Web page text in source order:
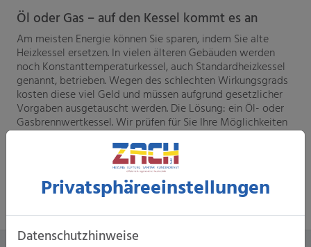
Öl oder Gas – auf den Kessel kommt es an
Am meisten Energie können Sie sparen, indem Sie alte
Heizkessel ersetzen. In vielen älteren Gebäuden werden
noch Konstanttemperaturkessel, auch Standardheizkessel
genannt, betrieben. Wegen des schlechten Wirkungsgrads
kosten diese viel Geld und müssen aufgrund gesetzlicher
Vorgaben ausgetauscht werden. Die Lösung: ein Öl- oder
Gasbrennwertkessel. Wir prüfen für Sie Ihre Möglichkeiten
und beraten Sie bei einem Umstieg auf Gas auch zum
Thema Gasbrennwert-Heizung in Kombination mit einer
Privatsphäre­einstellungen
Datenschutzhinweise